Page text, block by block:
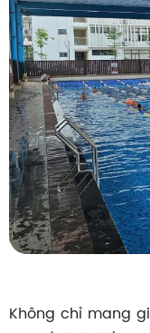
Không chỉ mang